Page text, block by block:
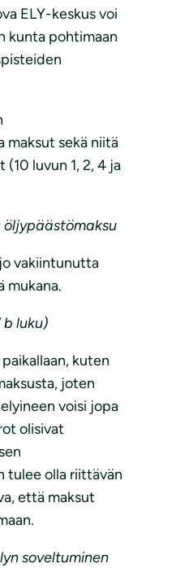
ELY-keskus voi
kunta pohtimaan
maksut sekä niitä
luvun 1, 2, 4 ja
vakiintunutta
mukana.
b luku)
kuten
joten
voisi jopa
olisivat
tulee olla riittävän
että maksut
soveltuminen